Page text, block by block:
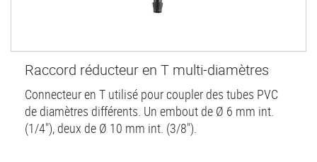
Raccord réducteur en T multi-diamètres
Connecteur en T utilisé pour coupler des tubes PVC
de diamètres différents. Un embout de Ø 6 mm int.
(1/4"), deux de Ø 10 mm int. (3/8").